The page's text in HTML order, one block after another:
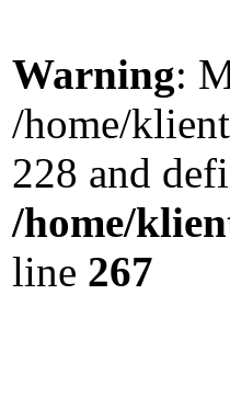
Warning:
/home/
228 and
/home/
line 267